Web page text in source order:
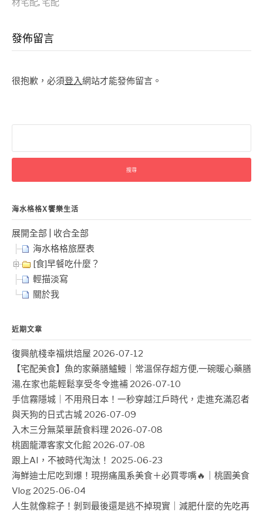
材宅配, 宅配
發佈留言
很抱歉，必須登入網站才能發佈留言。
關
字:
海水格格X饗樂生活
展開全部
收合全部
海水格格旅歷表
[食]早餐吃什麼？
輕描淡寫
關於我
近期文章
復興航棧幸福烘焙屋 2026-07-12
【宅配美食】魚的家藥膳鱸鰻｜常溫保存超方便,一碗暖心藥膳
湯,在家也能輕鬆享受冬令進補 2026-07-10
手信霧隱城｜不用飛日本！一秒穿越江戶時代，走進充滿忍者
與天狗的日式古城 2026-07-09
入木三分無菜單蔬食料理 2026-07-08
桃園龍潭客家文化館 2026-07-08
跟上AI，不被時代淘汰！ 2025-06-23
海鮮迪士尼吃到爆！現撈痛風系美食＋必買零嘴🔥｜桃園美食
Vlog 2025-06-04
人生就像粽子！剝到最後還是逃不掉現實｜減肥什麼的先吃再